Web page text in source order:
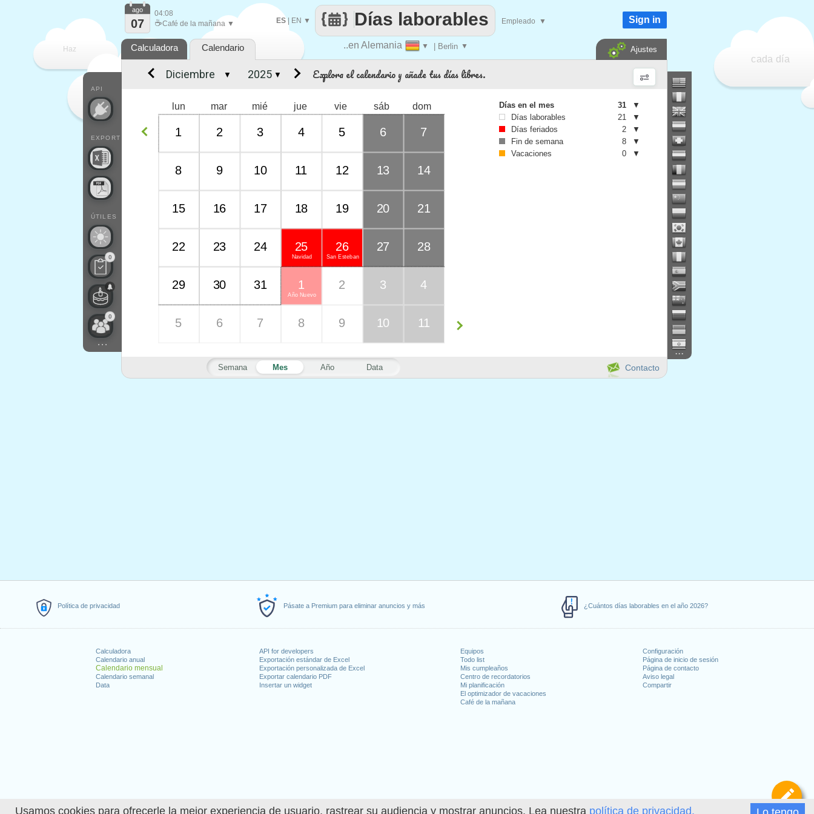
Usamos cookies para ofrecerle la mejor experiencia de usuario, rastrear su audiencia y mostrar anuncios. Lea nuestra política de privacidad.
Política de privacidad Pásate a Premium para eliminar anuncios y más ¿Cuántos días laborables en el año 2026?
Calculadora
Calendario anual
Calendario mensual
Calendario semanal
Data
API for developers
Exportación estándar de Excel
Exportación personalizada de Excel
Exportar calendario PDF
Insertar un widget
Equipos
Todo list
Mis cumpleaños
Centro de recordatorios
Mi planificación
El optimizador de vacaciones
Café de la mañana
Configuración
Página de inicio de sesión
Página de contacto
Aviso legal
Compartir
Haz
cada día
..en Alemania ▼ | Berlin ▼
Días laborables
ES| EN ▼ Empleado ▼
API
EXPORT
ÚTILES
0
0
...
ago
07
04:08
☕Café de la mañana ▼ Sign in
Calculadora Calendario Ajustes
...
Contacto
Explora el calendario y añade tus días libres.
Semana Mes Año Data
lun mar mié jue vie sáb dom
1 2 3 4 5 6 7
8 9 10 11 12 13 14
15 16 17 18 19 20 21
22 23 24
Navidad
25
San Esteban
26 27 28
29 30 31
Año Nuevo
1 2 3 4
5 6 7 8 9 10 11
▼ ▼
Días en el mes 31
▼
Días laborables
21
▼
Días feriados
2
▼
Fin de semana
8
▼
Vacaciones
0 ▼